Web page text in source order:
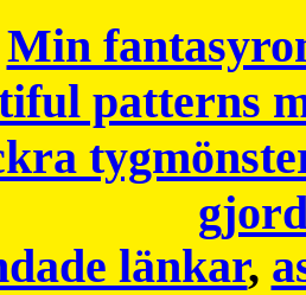
Min
patterns
länkar,